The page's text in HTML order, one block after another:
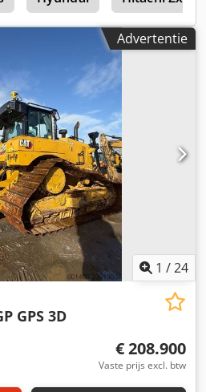
Advertentie
1 /24
GPS 3D
€ 208.900
Vaste prijs excl. btw